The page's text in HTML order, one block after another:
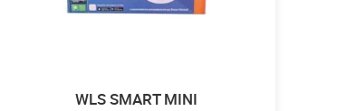
WLS SMART MINI